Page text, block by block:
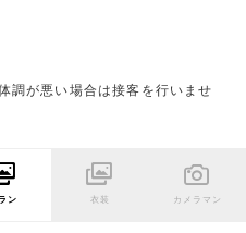
調が悪い場合は接客を行いませ
ン 衣装 カメラマン